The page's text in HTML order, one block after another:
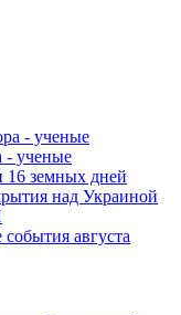
- ученые
16 земных дней
над Украиной
августа